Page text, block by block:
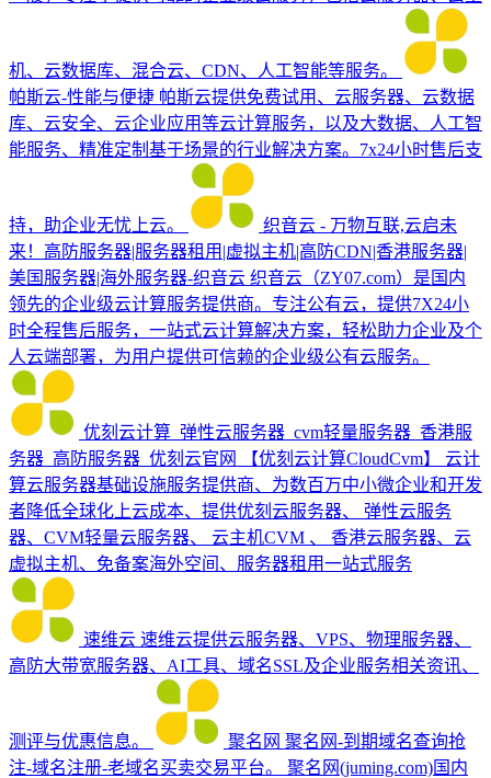
机、云数据库、混合云、CDN、人工智能等服务。
帕斯云-性能与便捷 帕斯云提供免费试用、云服务器、云数据
库、云安全、云企业应用等云计算服务，以及大数据、人工智
能服务、精准定制基于场景的行业解决方案。7x24小时售后支
持，助企业无忧上云。
织音云 - 万物互联,云启未
来！高防服务器|服务器租用|虚拟主机|高防CDN|香港服务器|
美国服务器|海外服务器-织音云 织音云（ZY07.com）是国内
领先的企业级云计算服务提供商。专注公有云，提供7X24小
时全程售后服务，一站式云计算解决方案，轻松助力企业及个
人云端部署，为用户提供可信赖的企业级公有云服务。
优刻云计算_弹性云服务器_cvm轻量服务器_香港服
务器_高防服务器_优刻云官网
【优刻云计算CloudCvm】 云计
算云服务器基础设施服务提供商、为数百万中小微企业和开发
者降低全球化上云成本、提供优刻云服务器、 弹性云服务
器、CVM轻量云服务器、 云主机CVM 、 香港云服务器、云
虚拟主机、免备案海外空间、服务器租用一站式服务
速维云 速维云提供云服务器、VPS、物理服务器、
高防大带宽服务器、AI工具、域名SSL及企业服务相关资讯、
测评与优惠信息。 聚名网 聚名网-到期域名查询抢
注-域名注册-老域名买卖交易平台。 聚名网(juming.com)国内